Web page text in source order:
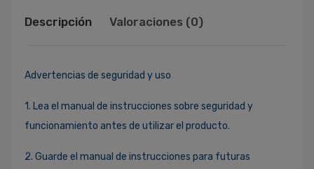
Descripción Valoraciones (0)
Advertencias de seguridad y uso
1. Lea el manual de instrucciones sobre seguridad y
funcionamiento antes de utilizar el producto.
2. Guarde el manual de instrucciones para futuras